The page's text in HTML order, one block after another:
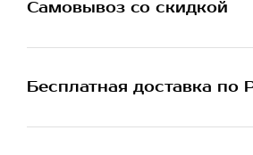
Самовывоз со скидкой
Бесплатная доставка по